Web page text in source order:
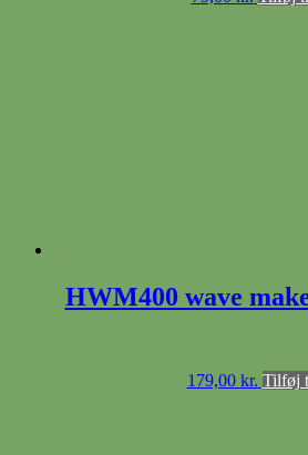
HWM400 wave
179,00 kr. Tilføj